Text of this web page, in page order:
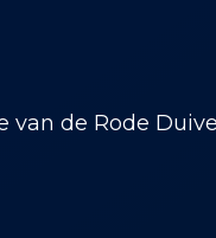
van de Rode